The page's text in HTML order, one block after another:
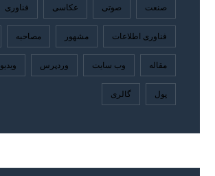
صنعت صوتی عکاسی فناوری
فناوری اطلاعات مشهور مصاحبه
مقاله وب سایت وردپرس ویدیو
پول گالری